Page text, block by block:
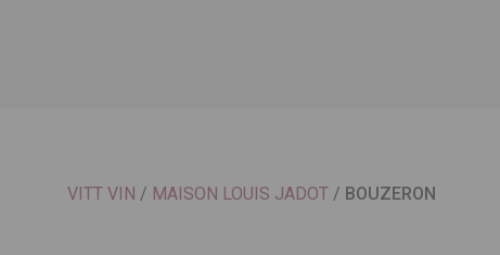
VITT VIN / MAISON LOUIS JADOT / BOUZERON